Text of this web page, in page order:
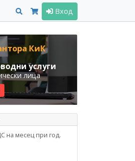
Вход
КиК
услуги
лица
на месец при год.